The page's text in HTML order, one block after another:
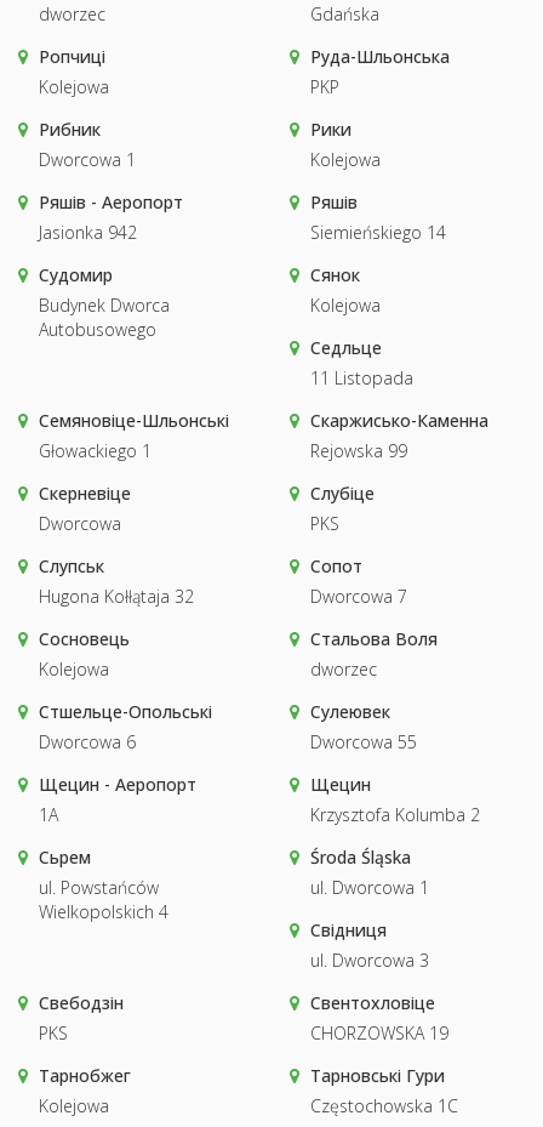
dworzec
Gdańska
Ропчиці
Kolejowa
Руда-Шльонська
PKP
Рибник
Dworcowa 1
Рики
Kolejowa
Ряшів - Аеропорт
Jasionka 942
Ряшів
Siemieńskiego 14
Судомир
Budynek Dworca
Autobusowego
Сянок
Kolejowa
Седльце
11 Listopada
Семяновіце-Шльонські
Głowackiego 1
Скаржисько-Каменна
Rejowska 99
Скерневіце
Dworcowa
Слубіце
PKS
Слупськ
Hugona Kołłątaja 32
Сопот
Dworcowa 7
Сосновець
Kolejowa
Стальова Воля
dworzec
Стшельце-Опольські
Dworcowa 6
Сулеювек
Dworcowa 55
Щецин - Аеропорт
1A
Щецин
Krzysztofa Kolumba 2
Сьрем
ul. Powstańców
Wielkopolskich 4
Środa Śląska
ul. Dworcowa 1
Свідниця
ul. Dworcowa 3
Свебодзін
PKS
Свентохловіце
CHORZOWSKA 19
Тарнобжег
Kolejowa
Тарновські Гури
Częstochowska 1C